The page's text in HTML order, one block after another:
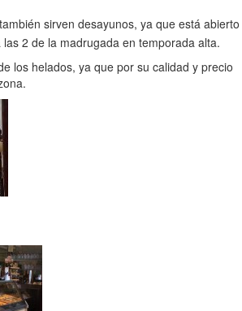
sirven desayunos, ya que está abierto
2 de la madrugada en temporada alta.
los helados, ya que por su calidad y precio